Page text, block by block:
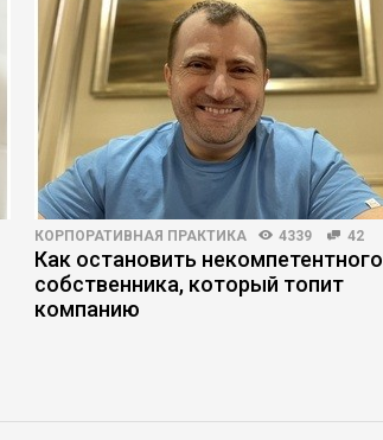
КОРПОРАТИВНАЯ ПРАКТИКА 4339 42
Как остановить некомпетентного
собственника, который топит
компанию